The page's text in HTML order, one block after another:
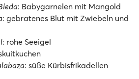
: Babygarnelen mit Mangold
: gebratenes Blut mit Zwiebeln und
: rohe Seeigel
: süße Kürbisfrikadellen